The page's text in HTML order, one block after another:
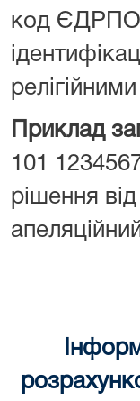
код
Приклад
101
рішення